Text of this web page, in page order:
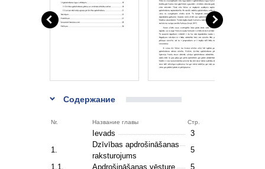
Содержание
Nr. Название главы Стр.
Ievads
3
1.
Dzīvības apdrošināšanas
raksturojums
5
1.1.
Apdrošināšanas vēsture
5